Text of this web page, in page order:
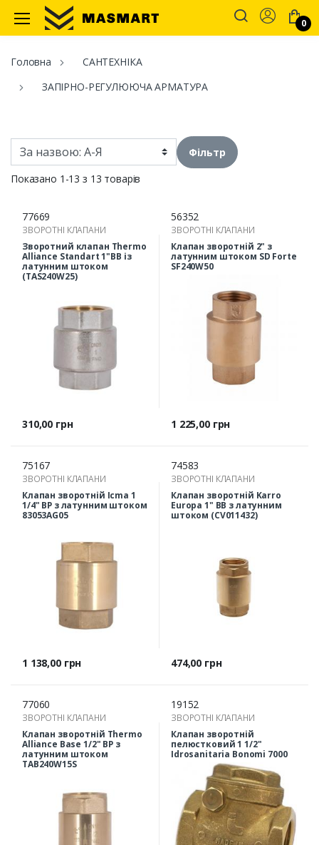
Masmart
Account
0
Головна
САНТЕХНІКА
ЗАПІРНО-РЕГУЛЮЮЧА АРМАТУРА
Фільтр
Показано 1-13 з 13 товарів
77669
ЗВОРОТНІ КЛАПАНИ
Зворотний клапан Thermo
Alliance Standart 1"ВВ із
латунним штоком
(TAS240W25)
Ціна
310,00 грн
56352
ЗВОРОТНІ КЛАПАНИ
Клапан зворотній 2" з
латунним штоком SD Forte
SF240W50
Ціна
1 225,00 грн
75167
ЗВОРОТНІ КЛАПАНИ
Клапан зворотній Icma 1
1/4" ВР з латунним штоком
83053AG05
Ціна
1 138,00 грн
74583
ЗВОРОТНІ КЛАПАНИ
Клапан зворотній Karro
Europa 1" ВВ з латунним
штоком (CV011432)
Ціна
474,00 грн
77060
ЗВОРОТНІ КЛАПАНИ
Клапан зворотній Thermo
Alliance Base 1/2" ВР з
латунним штоком
TAB240W15S
19152
ЗВОРОТНІ КЛАПАНИ
Клапан зворотній
пелюстковий 1 1/2"
Idrosanitaria Bonomi 7000